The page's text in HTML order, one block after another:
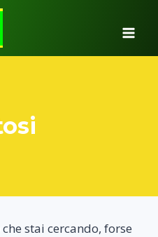
stai cercando, forse